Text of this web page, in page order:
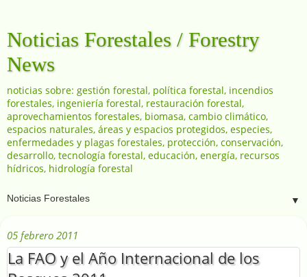
Noticias Forestales / Forestry
News
noticias sobre: gestión forestal, política forestal, incendios
forestales, ingeniería forestal, restauración forestal,
aprovechamientos forestales, biomasa, cambio climático,
espacios naturales, áreas y espacios protegidos, especies,
enfermedades y plagas forestales, protección, conservación,
desarrollo, tecnología forestal, educación, energía, recursos
hídricos, hidrología forestal
▼
05 febrero 2011
La FAO y el Año Internacional de los